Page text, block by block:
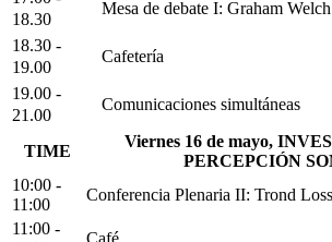
18.30
Mesa de debate I: Graham
18.30 -
19.00
Cafetería
19.00 -
21.00
Comunicaciones simultáneas
TIME
Viernes 16 de mayo,
PERCEPCIÓN
10:00 -
11:00
Conferencia Plenaria II: Trond
11:00 -